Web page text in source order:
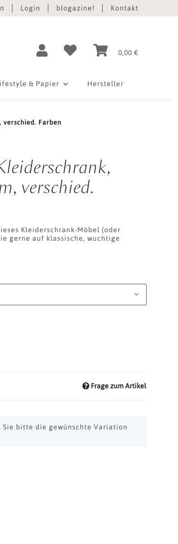
Login blogazine! Kontakt
0,00 €
& Papier Hersteller
Farben
verschied.
Kleiderschrank-Möbel (oder
gerne auf klassische, wuchtige
Frage zum Artikel
bitte die gewünschte Variation